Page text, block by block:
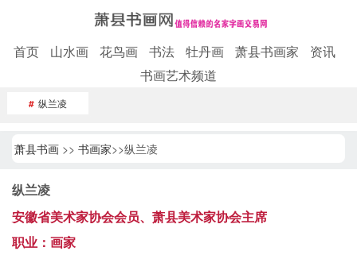
首页 山水画 花鸟画 书法 牡丹画 萧县书画家
资讯
书画艺术频道
# 纵兰凌
萧县书画>> 书画家>>纵兰凌
纵兰凌
安徽省美术家协会会员、萧县美术家协会主席
职业：画家